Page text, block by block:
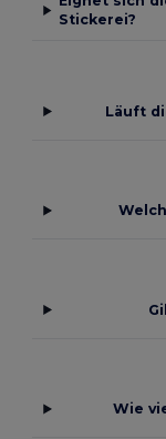
Stickerei?
Läuft
Wie